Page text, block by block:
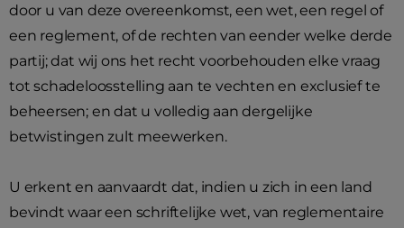
door u van deze overeenkomst, een wet, een regel of
een reglement, of de rechten van eender welke derde
partij; dat wij ons het recht voorbehouden elke vraag
tot schadeloosstelling aan te vechten en exclusief te
beheersen; en dat u volledig aan dergelijke
betwistingen zult meewerken.
U erkent en aanvaardt dat, indien u zich in een land
bevindt waar een schriftelijke wet, van reglementaire